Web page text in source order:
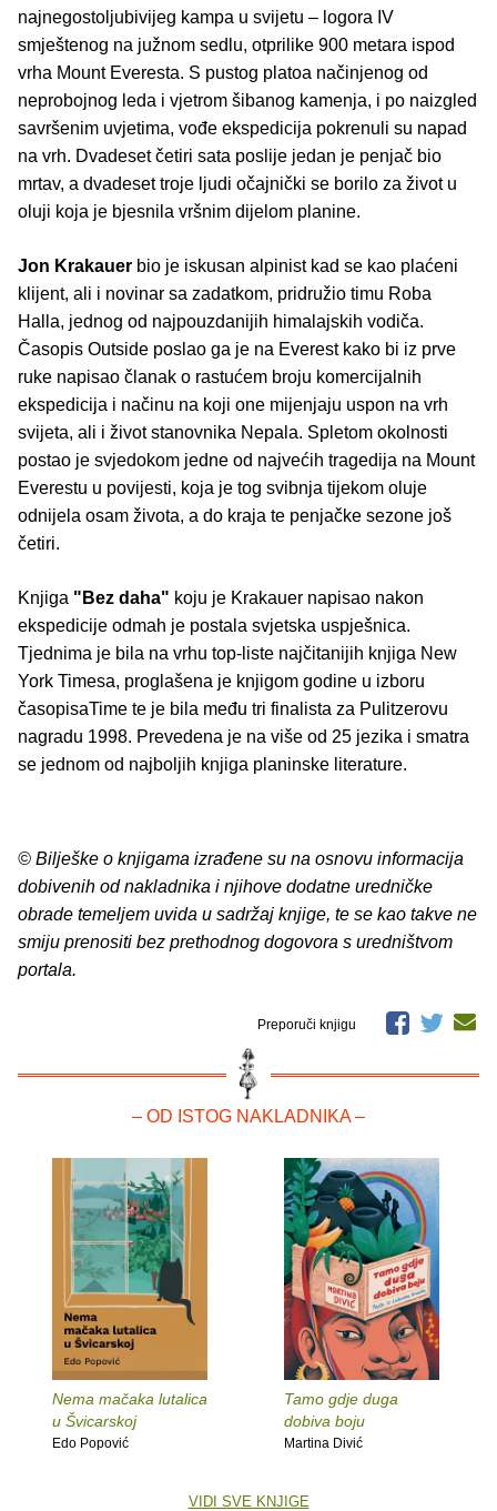
najnegostoljubivijeg kampa u svijetu – logora IV
smještenog na južnom sedlu, otprilike 900 metara ispod
vrha Mount Everesta. S pustog platoa načinjenog od
neprobojnog leda i vjetrom šibanog kamenja, i po naizgled
savršenim uvjetima, vođe ekspedicija pokrenuli su napad
na vrh. Dvadeset četiri sata poslije jedan je penjač bio
mrtav, a dvadeset troje ljudi očajnički se borilo za život u
oluji koja je bjesnila vršnim dijelom planine.
Jon Krakauer bio je iskusan alpinist kad se kao plaćeni
klijent, ali i novinar sa zadatkom, pridružio timu Roba
Halla, jednog od najpouzdanijih himalajskih vodiča.
Časopis Outside poslao ga je na Everest kako bi iz prve
ruke napisao članak o rastućem broju komercijalnih
ekspedicija i načinu na koji one mijenjaju uspon na vrh
svijeta, ali i život stanovnika Nepala. Spletom okolnosti
postao je svjedokom jedne od najvećih tragedija na Mount
Everestu u povijesti, koja je tog svibnja tijekom oluje
odnijela osam života, a do kraja te penjačke sezone još
četiri.
Knjiga "Bez daha" koju je Krakauer napisao nakon
ekspedicije odmah je postala svjetska uspješnica.
Tjednima je bila na vrhu top-liste najčitanijih knjiga New
York Timesa, proglašena je knjigom godine u izboru
časopisaTime te je bila među tri finalista za Pulitzerovu
nagradu 1998. Prevedena je na više od 25 jezika i smatra
se jednom od najboljih knjiga planinske literature.
© Bilješke o knjigama izrađene su na osnovu informacija
dobivenih od nakladnika i njihove dodatne uredničke
obrade temeljem uvida u sadržaj knjige, te se kao takve ne
smiju prenositi bez prethodnog dogovora s uredništvom
portala.
Preporuči knjigu
– OD ISTOG NAKLADNIKA –
Nema mačaka lutalica
u Švicarskoj
Edo Popović
Tamo gdje duga
dobiva boju
Martina Divić
VIDI SVE KNJIGE